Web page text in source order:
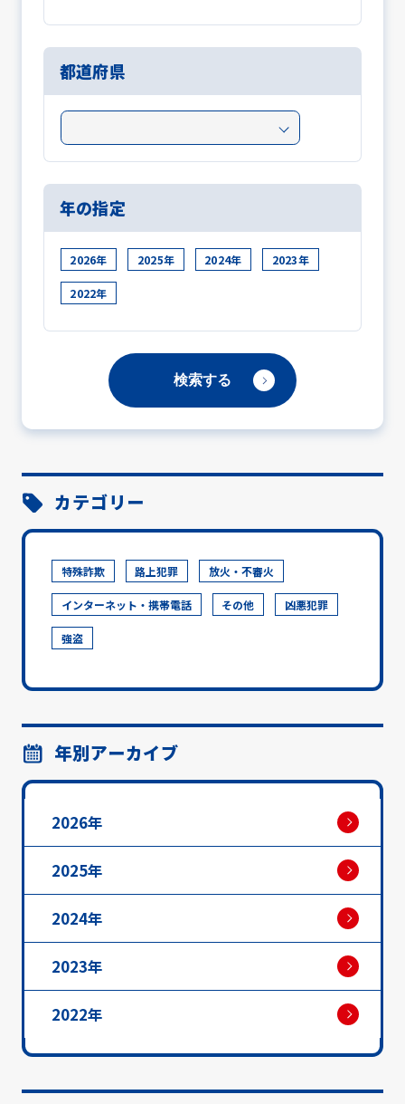
都道府県
年の指定
2026年 2025年 2024年 2023年
2022年
カテゴリー
特殊詐欺 路上犯罪 放火・不審火
インターネット・携帯電話 その他 凶悪犯罪
強盗
年別アーカイブ
2026年
2025年
2024年
2023年
2022年